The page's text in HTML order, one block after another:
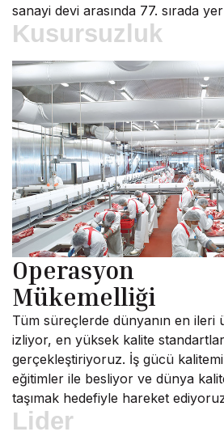
sanayi devi arasında 77. sırada
Kusursuzluk
Operasyon
Mükemelliği
Tüm süreçlerde dünyanın en ileri
izliyor, en yüksek kalite
gerçekleştiriyoruz. İş gücü
eğitimler ile besliyor ve dünya
taşımak hedefiyle hareket
Lider